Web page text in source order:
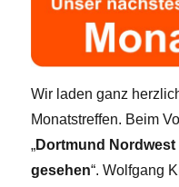
Wir laden ganz
Monatstreffen. Beim
„Dortmund
gesehen“. Wolfgang